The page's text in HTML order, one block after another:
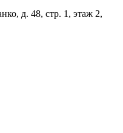
д. 48, стр. 1, этаж 2,